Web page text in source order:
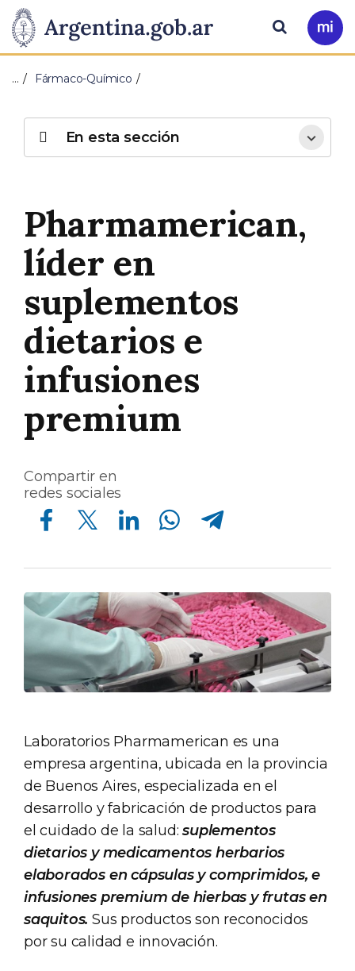
Presidencia
de
Nación
Pasar al contenido principal
Ir
a
Buscar
… Fármaco-Químico
Pharmamerican,
líder en
suplementos
dietarios e
infusiones
premium
Compartir en
redes sociales
Compartir en Facebook Compartir en Twitter Compartir en Linkedin Compartir en Whatsapp Compartir en Telegram
Laboratorios Pharmamerican es una
empresa argentina, ubicada en la provincia
de Buenos Aires, especializada en el
desarrollo y fabricación de productos para
el cuidado de la salud:suplementos
dietarios y medicamentos herbarios
elaborados en cápsulas y comprimidos, e
infusiones premium de hierbas y frutas en
saquitos. Sus productos son reconocidos
por su calidad e innovación.
En esta sección